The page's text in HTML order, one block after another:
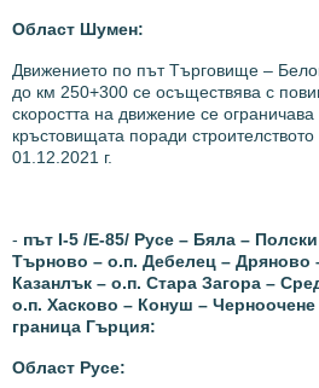
Област Шумен:
Движението по път Търговище –
до км 250+300 се осъществява с
скоростта на движение се
кръстовищата поради
01.12.2021 г.
- път І-5 /Е-85/ Русе – Бяла –
Търново – о.п. Дебелец – Дряново
Казанлък – о.п. Стара Загора –
о.п. Хасково – Конуш –
граница Гърция:
Област Русе: